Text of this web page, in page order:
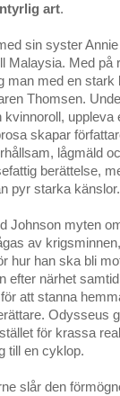
art.
sin syster
Malaysia. Med på
man med en stark
Thomsen.
uppleva
skapar
lågmäld
berättelse,
pyr starka känslor.
Johnson myten
av
hur han ska bli
efter närhet
att stanna
Odysseus
för krassa
till en cyklop.
slår den